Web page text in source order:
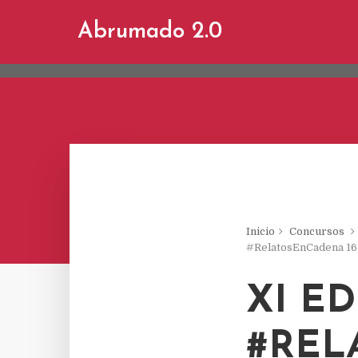
Abrumado 2.0
Inicio Concursos
#RelatosEnCadena 16
XI
This site uses cookies from Google to
are shared with Google along with